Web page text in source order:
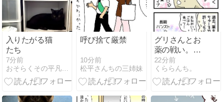
入りたがる猫
たち
7分前
おそらくその平凡こそ幸せ(猫と家族の日常絵日記）
呼び捨て厳禁
10分前
松平さんちの三姉妹
グリさんとお
薬の戦い。知
恵比べ。
22分前
くららんち。